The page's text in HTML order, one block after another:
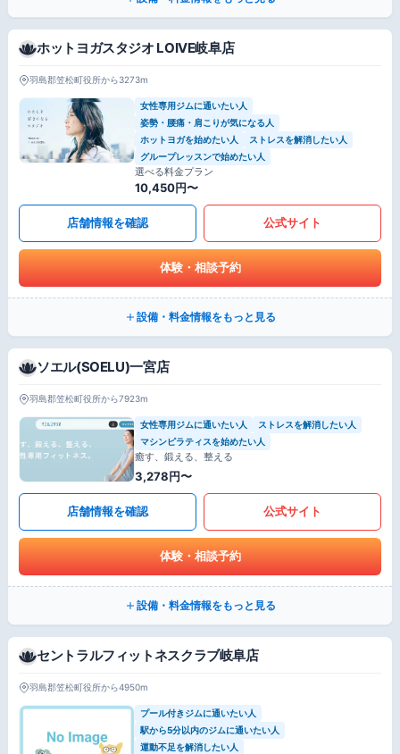
ホットヨガスタジオ LOIVE岐阜店
羽島郡笠松町役所から3273m
女性専用ジムに通いたい人
姿勢・腰痛・肩こりが気になる人
ホットヨガを始めたい人
ストレスを解消したい人
グループレッスンで始めたい人
選べる料金プラン
10,450円〜
店舗情報を確認 公式サイト
体験・相談予約
設備・料金情報をもっと見る
ソエル(SOELU)一宮店
羽島郡笠松町役所から7923m
女性専用ジムに通いたい人
ストレスを解消したい人
マシンピラティスを始めたい人
癒す、鍛える、整える
3,278円〜
店舗情報を確認 公式サイト
体験・相談予約
設備・料金情報をもっと見る
セントラルフィットネスクラブ岐阜店
羽島郡笠松町役所から4950m
プール付きジムに通いたい人
駅から5分以内のジムに通いたい人
運動不足を解消したい人